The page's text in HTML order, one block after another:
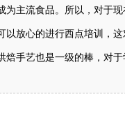
主流食品。所以，对于
放心的进行西点培训，这
手艺也是一级的棒，对